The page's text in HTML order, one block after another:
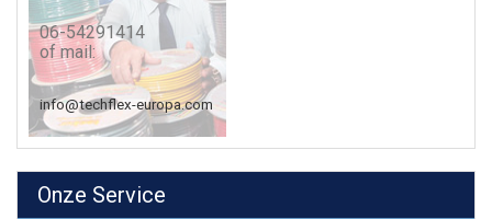
06-54291414
of mail:
info@techflex-europa.com
Onze Service